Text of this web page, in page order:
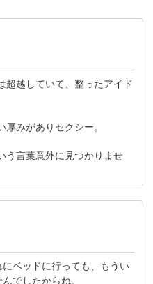
超越していて、整ったアイド
みがありセクシー。
う言葉意外に見つかりませ
ベッドに行っても、もうい
でしたからね。